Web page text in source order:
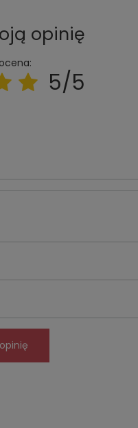
opinię
5/5